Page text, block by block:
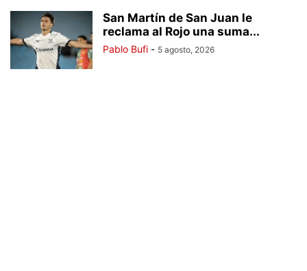
San Martín de San Juan le
reclama al Rojo una suma...
Pablo Bufi - 5 agosto, 2026